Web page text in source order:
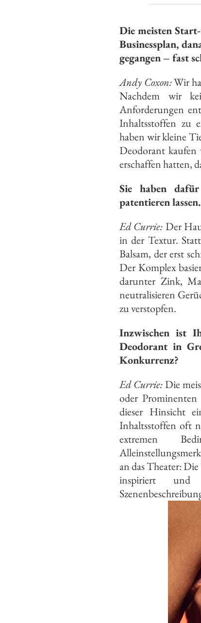
Die meisten
Businessplan,
gegangen – fast
Andy Coxon:Wir
Nachdem wir
Anforderungen
Inhaltsstoffen zu
haben wir kleine
Deodorant kaufen
erschaffen hatten,
Sie haben
patentieren
Ed Currie: Der
in der Textur.
Balsam, der erst
Der Komplex
darunter Zink,
neutralisieren
zu verstopfen.
Inzwischen ist
Deodorant in
Konkurrenz?
Ed Currie:Die
oder
dieser Hinsicht
Inhaltsstoffen oft
extremen
an das Theater:
inspiriert